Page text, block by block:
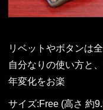
リベットやボタンは
自分なりの使い方と
年変化をお楽
サイズ:Free (高さ 約